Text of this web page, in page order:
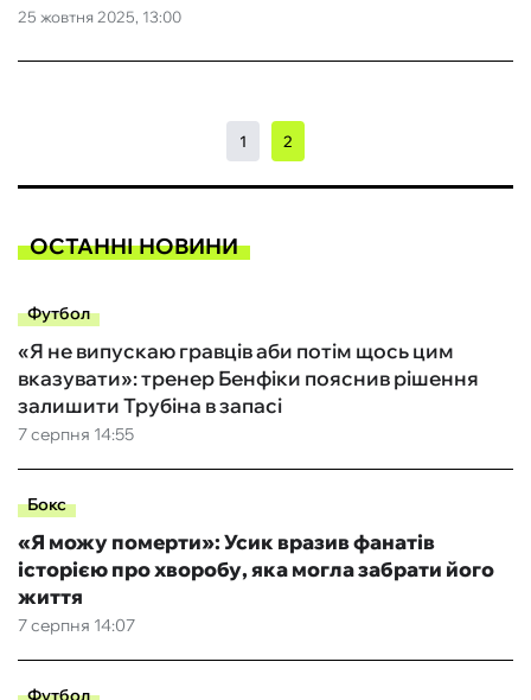
25 жовтня 2025, 13:00
1 2
ОСТАННІ НОВИНИ
Футбол
7 серпня 14:55
«Я не випускаю гравців аби потім щось цим
вказувати»: тренер Бенфіки пояснив рішення
залишити Трубіна в запасі
Бокс
7 серпня 14:07
«Я можу померти»: Усик вразив фанатів
історією про хворобу, яка могла забрати його
життя
Футбол